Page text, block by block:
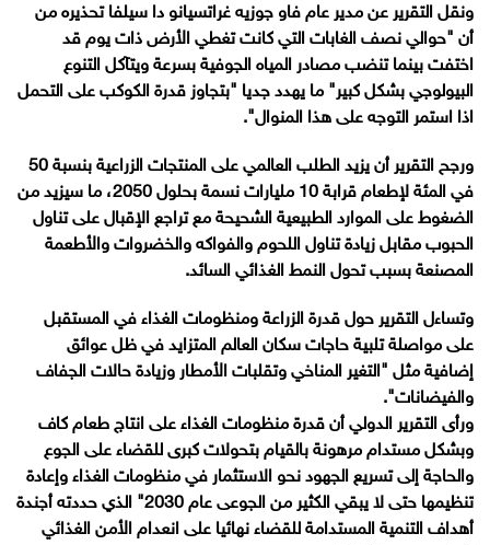
ونقل التقرير عن مدير عام فاو جوزيه غراتسيانو دا سيلفا تحذيره من
أن "حوالي نصف الغابات التي كانت تغطي الأرض ذات يوم قد
اختفت بينما تنضب مصادر المياه الجوفية بسرعة ويتآكل التنوع
البيولوجي بشكل كبير" ما يهدد جديا "بتجاوز قدرة الكوكب على التحمل
اذا استمر التوجه على هذا المنوال".
ورجح التقرير أن يزيد الطلب العالمي على المنتجات الزراعية بنسبة 50
في المئة لإطعام قرابة 10 مليارات نسمة بحلول 2050، ما سيزيد من
الضغوط على الموارد الطبيعية الشحيحة مع تراجع الإقبال على تناول
الحبوب مقابل زيادة تناول اللحوم والفواكه والخضروات والأطعمة
المصنعة بسبب تحول النمط الغذائي السائد.
وتساءل التقرير حول قدرة الزراعة ومنظومات الغذاء في المستقبل
على مواصلة تلبية حاجات سكان العالم المتزايد في ظل عوائق
إضافية مثل "التغير المناخي وتقلبات الأمطار وزيادة حالات الجفاف
والفيضانات".
ورأى التقرير الدولي أن قدرة منظومات الغذاء على انتاج طعام كاف
وبشكل مستدام مرهونة بالقيام بتحولات كبرى للقضاء على الجوع
والحاجة إلى تسريع الجهود نحو الاستثمار في منظومات الغذاء وإعادة
تنظيمها حتى لا يبقي الكثير من الجوعى عام 2030" الذي حددته أجندة
أهداف التنمية المستدامة للقضاء نهائيا على انعدام الأمن الغذائي